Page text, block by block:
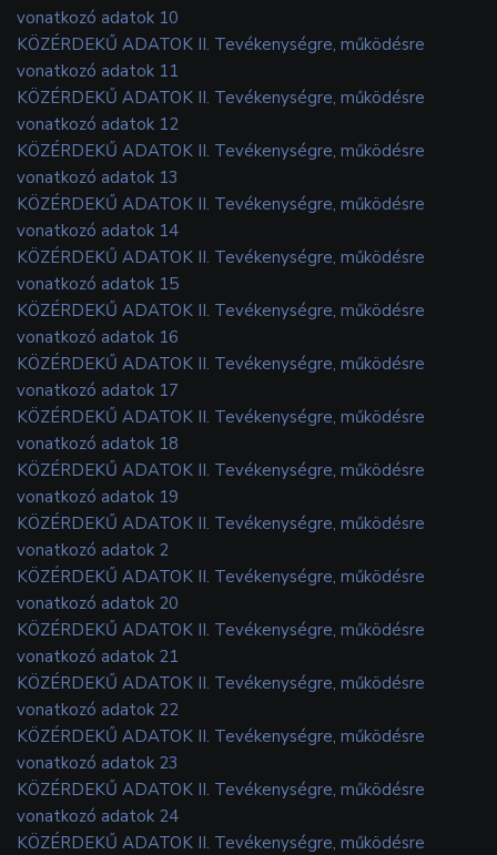
vonatkozó adatok 10
KÖZÉRDEKŰ ADATOK II. Tevékenységre, működésre
vonatkozó adatok 11
KÖZÉRDEKŰ ADATOK II. Tevékenységre, működésre
vonatkozó adatok 12
KÖZÉRDEKŰ ADATOK II. Tevékenységre, működésre
vonatkozó adatok 13
KÖZÉRDEKŰ ADATOK II. Tevékenységre, működésre
vonatkozó adatok 14
KÖZÉRDEKŰ ADATOK II. Tevékenységre, működésre
vonatkozó adatok 15
KÖZÉRDEKŰ ADATOK II. Tevékenységre, működésre
vonatkozó adatok 16
KÖZÉRDEKŰ ADATOK II. Tevékenységre, működésre
vonatkozó adatok 17
KÖZÉRDEKŰ ADATOK II. Tevékenységre, működésre
vonatkozó adatok 18
KÖZÉRDEKŰ ADATOK II. Tevékenységre, működésre
vonatkozó adatok 19
KÖZÉRDEKŰ ADATOK II. Tevékenységre, működésre
vonatkozó adatok 2
KÖZÉRDEKŰ ADATOK II. Tevékenységre, működésre
vonatkozó adatok 20
KÖZÉRDEKŰ ADATOK II. Tevékenységre, működésre
vonatkozó adatok 21
KÖZÉRDEKŰ ADATOK II. Tevékenységre, működésre
vonatkozó adatok 22
KÖZÉRDEKŰ ADATOK II. Tevékenységre, működésre
vonatkozó adatok 23
KÖZÉRDEKŰ ADATOK II. Tevékenységre, működésre
vonatkozó adatok 24
KÖZÉRDEKŰ ADATOK II. Tevékenységre, működésre